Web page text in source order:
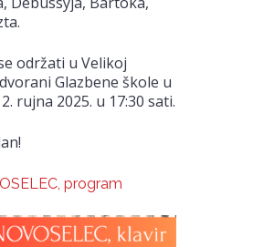
održati u Velikoj
Glazbene škole u
rujna 2025. u 17:30 sati.
program